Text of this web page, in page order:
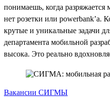
понимаешь, когда
нет розетки или
крутые и уникальные задачи
департамента мобильной
высока. Это реально
Вакансии СИГМЫ